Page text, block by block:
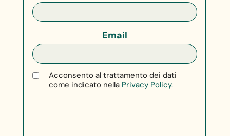
Email
Acconsento al trattamento dei dati
come indicato nella Privacy Policy.